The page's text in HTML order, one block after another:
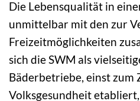
Die Lebensqualität in
unmittelbar mit den zur
Freizeitmöglichkeiten
sich die SWM als
Bäderbetriebe, einst zum
Volksgesundheit